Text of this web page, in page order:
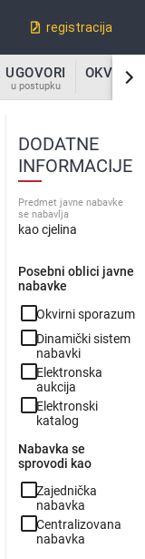
registracija
UGOVORI
u postupku
OKVIRNI
u
DODATNE
INFORMACIJE
Predmet javne nabavke
se nabavlja
kao cjelina
Posebni oblici javne
nabavke
check_box_outline_blankOkvirni sporazum
check_box_outline_blankDinamički sistem
nabavki
check_box_outline_blankElektronska
aukcija
check_box_outline_blankElektronski
katalog
Nabavka se
sprovodi kao
check_box_outline_blankZajednička
nabavka
check_box_outline_blankCentralizovana
nabavka